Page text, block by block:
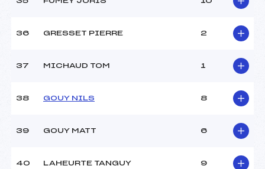
36 GRESSET PIERRE 2
37 MICHAUD TOM 1
38 GOUY NILS 8
39 GOUY MATT 6
40 LAHEURTE TANGUY 9